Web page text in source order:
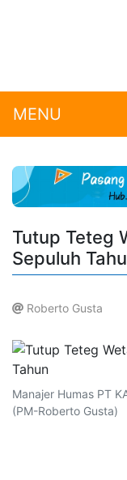
MENU
Tutup Teteg
Sepuluh
Roberto Gusta
Manajer Humas PT
(PM-Roberto Gusta)